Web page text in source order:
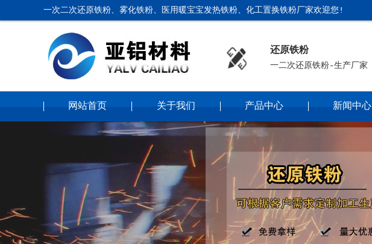
一次二次还原铁粉、雾化铁粉、医用暖宝宝发热铁粉、化工置换铁粉厂家欢迎您!
还原铁粉
一二次还原铁粉-生产厂家
网站首页 关于我们 产品中心 新闻中心